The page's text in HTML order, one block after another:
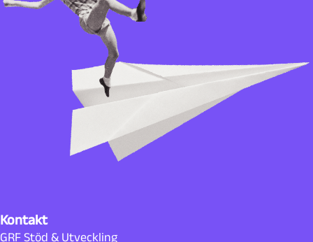
Kontakt
GRF Stöd & Utveckling